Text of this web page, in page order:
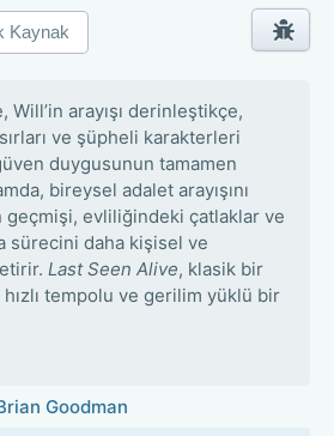
Will’in arayışı derinleştikçe,
ve şüpheli karakterleri
duygusunun tamamen
bireysel adalet arayışını
geçmişi, evliliğindeki çatlaklar ve
sürecini daha kişisel ve
Last Seen Alive, klasik bir
hızlı tempolu ve gerilim yüklü bir
Goodman
Kaynak